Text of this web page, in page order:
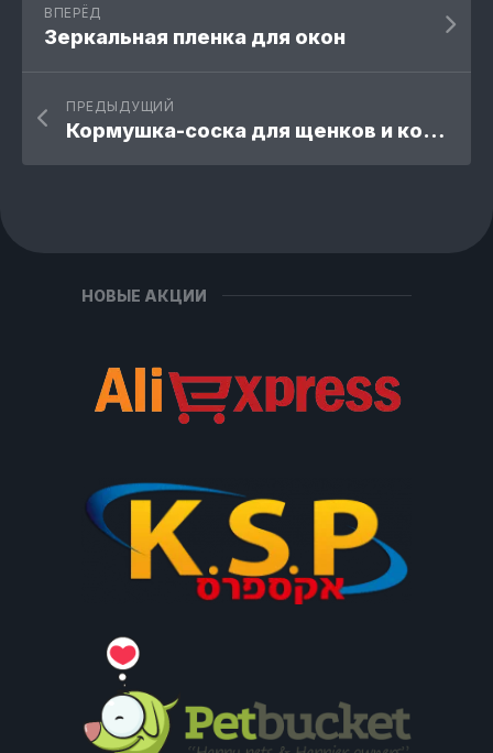
ВПЕРЁД
Зеркальная пленка для окон
ПРЕДЫДУЩИЙ
Кормушка-соска для щенков и котят
НОВЫЕ АКЦИИ